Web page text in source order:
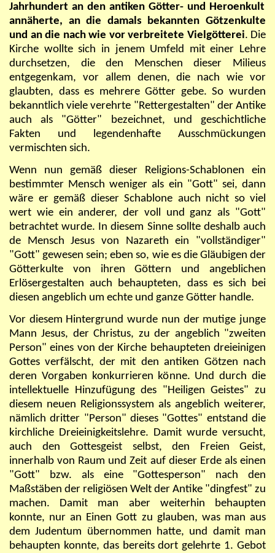
Jahrhundert an den antiken Götter- und Heroenkult
annäherte, an die damals bekannten Götzenkulte
und an die nach wie vor verbreitete Vielgötterei. Die
Kirche wollte sich in jenem Umfeld mit einer Lehre
durchsetzen, die den Menschen dieser Milieus
entgegenkam, vor allem denen, die nach wie vor
glaubten, dass es mehrere Götter gebe. So wurden
bekanntlich viele verehrte "Rettergestalten" der Antike
auch als "Götter" bezeichnet, und geschichtliche
Fakten und legendenhafte Ausschmückungen
vermischten sich.
Wenn nun gemäß dieser Religions-Schablonen ein
bestimmter Mensch weniger als ein "Gott" sei, dann
wäre er gemäß dieser Schablone auch nicht so viel
wert wie ein anderer, der voll und ganz als "Gott"
betrachtet wurde. In diesem Sinne sollte deshalb auch
de Mensch Jesus von Nazareth ein "vollständiger"
"Gott" gewesen sein; eben so, wie es die Gläubigen der
Götterkulte von ihren Göttern und angeblichen
Erlösergestalten auch behaupteten, dass es sich bei
diesen angeblich um echte und ganze Götter handle.
Vor diesem Hintergrund wurde nun der mutige junge
Mann Jesus, der Christus, zu der angeblich "zweiten
Person" eines von der Kirche behaupteten dreieinigen
Gottes verfälscht, der mit den antiken Götzen nach
deren Vorgaben konkurrieren könne. Und durch die
intellektuelle Hinzufügung des "Heiligen Geistes" zu
diesem neuen Religionssystem als angeblich weiterer,
nämlich dritter "Person" dieses "Gottes" entstand die
kirchliche Dreieinigkeitslehre. Damit wurde versucht,
auch den Gottesgeist selbst, den Freien Geist,
innerhalb von Raum und Zeit auf dieser Erde als einen
"Gott" bzw. als eine "Gottesperson" nach den
Maßstäben der religiösen Welt der Antike "dingfest" zu
machen. Damit man aber weiterhin behaupten
konnte, nur an Einen Gott zu glauben, was man aus
dem Judentum übernommen hatte, und damit man
behaupten konnte, das bereits dort gelehrte 1. Gebot